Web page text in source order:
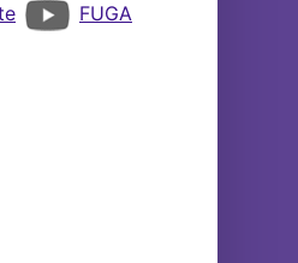
FUGA